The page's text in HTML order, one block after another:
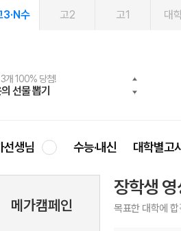
3·N수 고2 고1 대
개 100% 당첨!
선물 뽑기
증정!
터디 X 올리브
학 스터디 캐시백
썸머스쿨
러셀 단과
공개선발
러닝앱
EVENT
스
료 체험권
스 수강생 무료혜택!
럽 멤버십
헌 캠페인
룸 메가나눔
선생님 수능·내신 대학별고
메가캠페인
장학생
목표한 대학에